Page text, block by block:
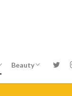
Beauty
美容情報